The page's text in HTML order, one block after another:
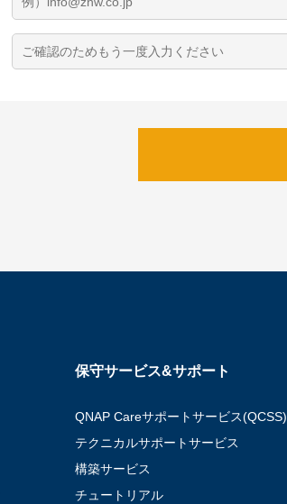
保守サービス&サポート
QNAP Careサポートサービス(QCSS)
テクニカルサポートサービス
構築サービス
チュートリアル